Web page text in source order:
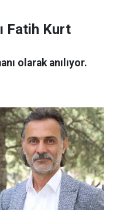
Fatih Kurt
olarak anılıyor.